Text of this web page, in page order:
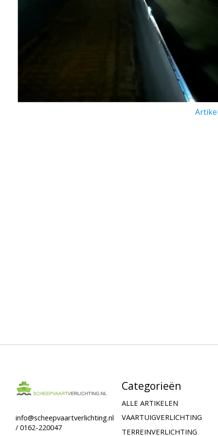
info@scheepvaartverlichting.nl
/ 0162-220047
Categorieën
ALLE ARTIKELEN
VAARTUIGVERLICHTING
TERREINVERLICHTING